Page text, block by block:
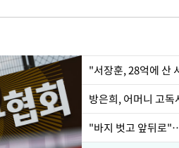
"서장훈, 28억에 산
방은희, 어머니 고
"바지 벗고 앞뒤로